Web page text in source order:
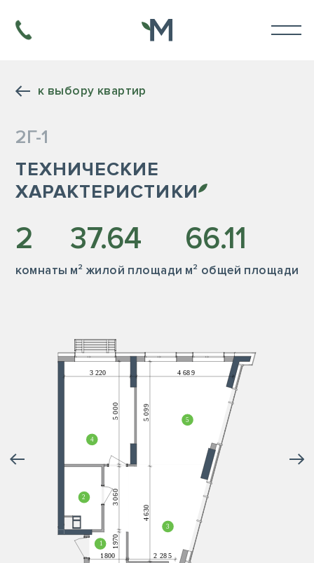
к выбору квартир
2Г-1
ТЕХНИЧЕСКИЕ
ХАРАКТЕРИСТИКИ
2
комнаты
37.64
м² жилой площади
66.11
м² общей площади